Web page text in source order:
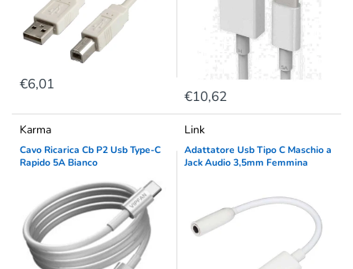
€6,01
€10,62
Karma
Cavo Ricarica Cb P2 Usb Type-C
Rapido 5A Bianco
Link
Adattatore Usb Tipo C Maschio a
Jack Audio 3,5mm Femmina